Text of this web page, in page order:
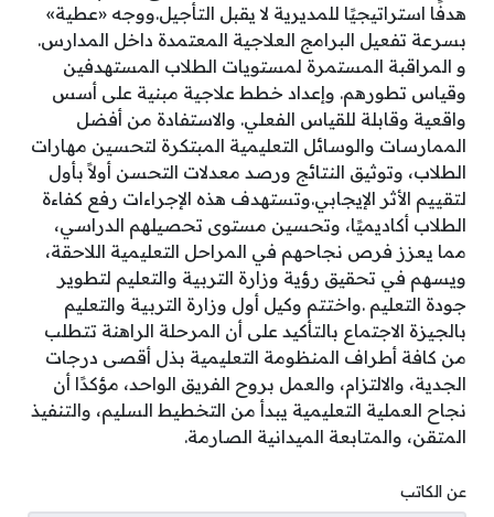
هدفًا استراتيجيًا للمديرية لا يقبل التأجيل.ووجه «عطية»
بسرعة تفعيل البرامج العلاجية المعتمدة داخل المدارس.
و المراقبة المستمرة لمستويات الطلاب المستهدفين
وقياس تطورهم. وإعداد خطط علاجية مبنية على أسس
واقعية وقابلة للقياس الفعلي. والاستفادة من أفضل
الممارسات والوسائل التعليمية المبتكرة لتحسين مهارات
الطلاب، وتوثيق النتائج ورصد معدلات التحسن أولاً بأول
لتقييم الأثر الإيجابي.وتستهدف هذه الإجراءات رفع كفاءة
الطلاب أكاديميًا، وتحسين مستوى تحصيلهم الدراسي،
مما يعزز فرص نجاحهم في المراحل التعليمية اللاحقة،
ويسهم في تحقيق رؤية وزارة التربية والتعليم لتطوير
جودة التعليم .واختتم وكيل أول وزارة التربية والتعليم
بالجيزة الاجتماع بالتأكيد على أن المرحلة الراهنة تتطلب
من كافة أطراف المنظومة التعليمية بذل أقصى درجات
الجدية، والالتزام، والعمل بروح الفريق الواحد، مؤكدًا أن
نجاح العملية التعليمية يبدأ من التخطيط السليم، والتنفيذ
المتقن، والمتابعة الميدانية الصارمة.
عن الكاتب